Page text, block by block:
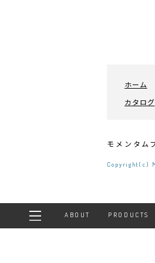
ホーム
カタログ
モメンタム
Copyright(c)
ABOUT PRODUCTS